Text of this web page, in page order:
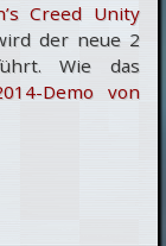
Creed Unity
der neue 2
Wie das
Demo von